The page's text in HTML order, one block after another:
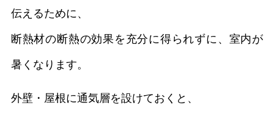
伝えるために、
断熱材の断熱の効果を充分に得られずに、室内が
暑くなります。
外壁・屋根に通気層を設けておくと、